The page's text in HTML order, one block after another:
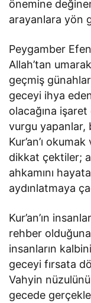
önemine
arayanlara yön
Peygamber
Allah’tan
geçmiş
geceyi ihya
olacağına
vurgu yapanlar,
Kur’an’ı
dikkat çektiler;
ahkamını
aydınlatmaya
Kur’an’ın
rehber
insanların
geceyi fırsata
Vahyin
gecede